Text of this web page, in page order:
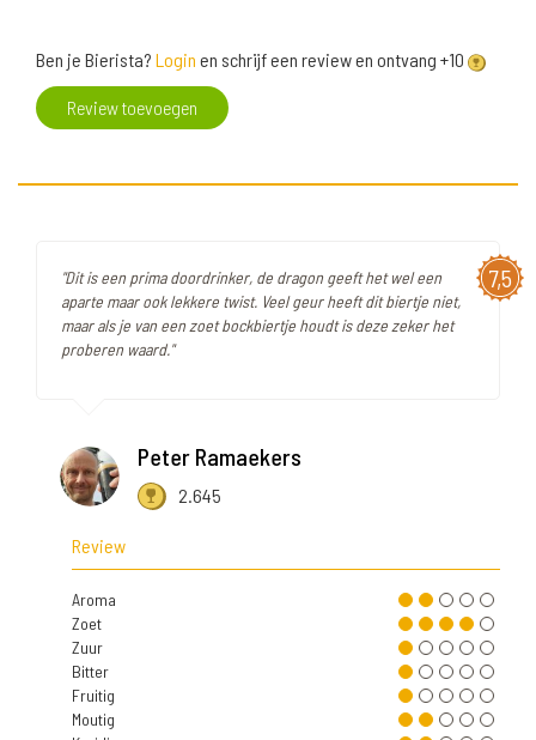
Ben je Bierista? Login en schrijf een review en ontvang +10
Review toevoegen
7,5
"Dit is een prima doordrinker, de dragon geeft het wel een
aparte maar ook lekkere twist. Veel geur heeft dit biertje niet,
maar als je van een zoet bockbiertje houdt is deze zeker het
proberen waard."
Peter Ramaekers
2.645
Review
Aroma
Zoet
Zuur
Bitter
Fruitig
Moutig